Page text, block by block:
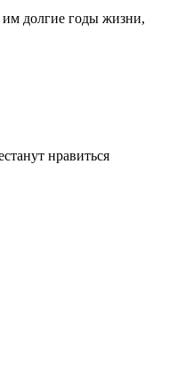
им долгие годы жизни,
нравиться